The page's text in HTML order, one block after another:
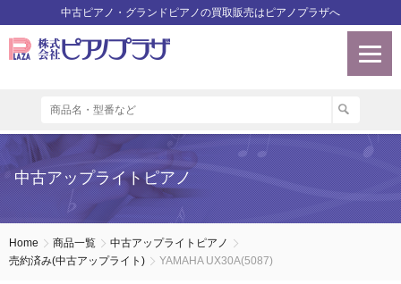
中古ピアノ・グランドピアノの買取販売はピアノプラザへ
中古アップライトピアノ
Home 商品一覧
中古アップライトピアノ
売約済み(中古アップライト)
YAMAHA UX30A(5087)